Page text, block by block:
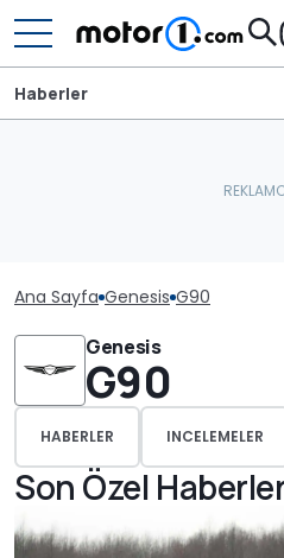
Haberler
Ana Sayfa Genesis G90
Genesis
G90
HABERLER INCELEMELER
Son Özel